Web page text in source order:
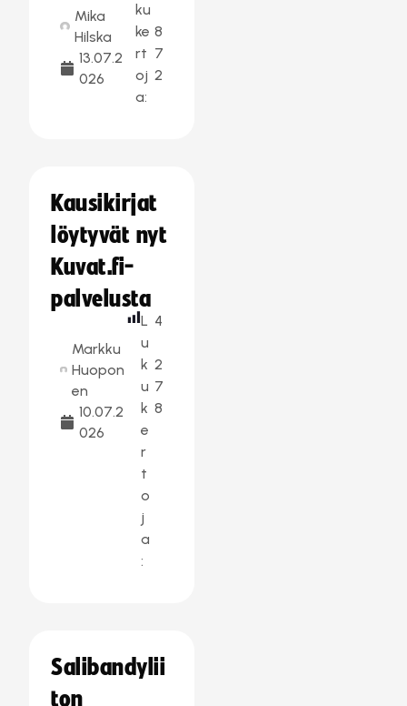
Mika
Hilska
13.07.2
026
ku
ke
rt
oj
a:
8
7
2
Kausikirjat
löytyvät nyt
Kuvat.fi-
palvelusta
Markku
Huopon
en
10.07.2
026
L
u
k
u
k
e
r
t
o
j
a
:
4
2
7
8
Salibandylii
ton